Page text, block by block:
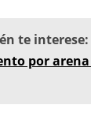
te interese:
por